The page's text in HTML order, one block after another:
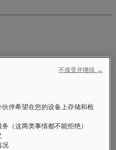
伴希望在您的设备上存储和检
（这两类事情都不能拒绝）
况
不接受并继续 →